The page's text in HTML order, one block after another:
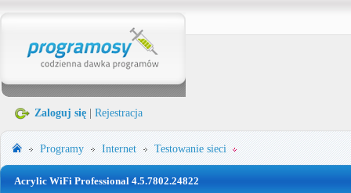
Zaloguj się Rejestracja
Programy Internet Testowanie sieci
Acrylic WiFi Professional 4.5.7802.24822